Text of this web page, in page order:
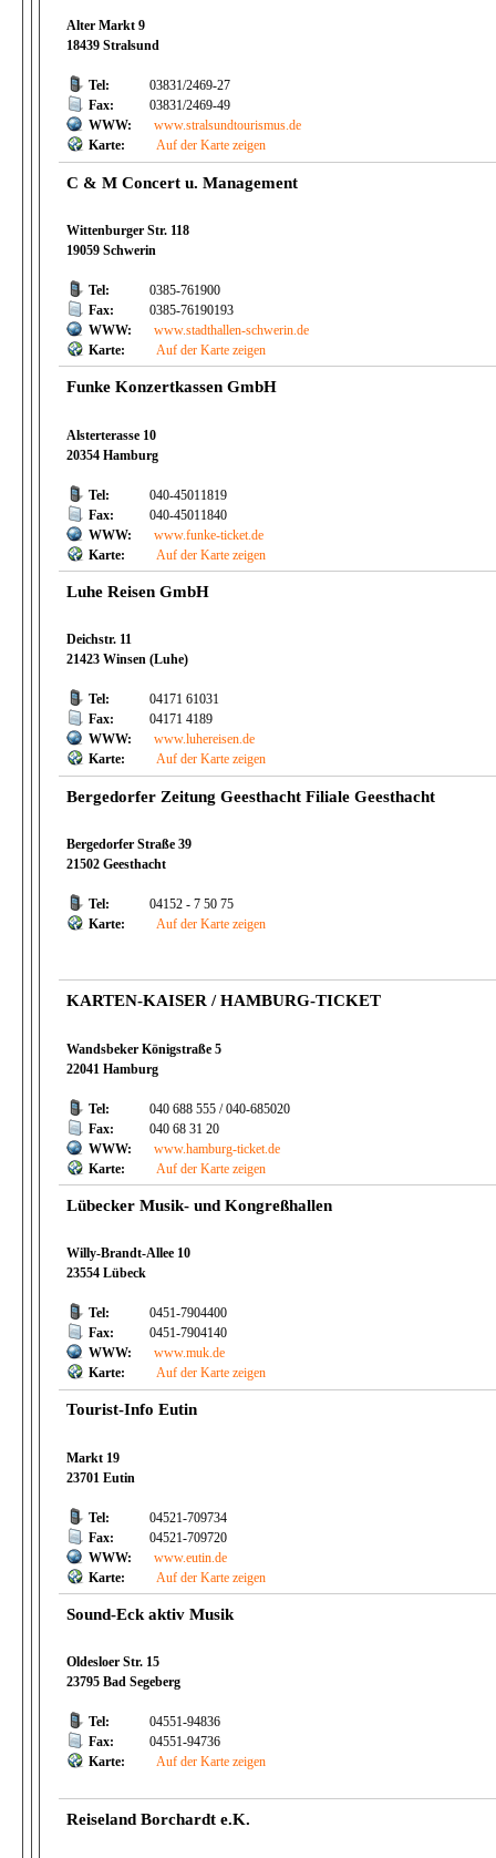
Alter Markt 9
18439 Stralsund
Tel:
03831/2469-27
Fax:
03831/2469-49
WWW:
www.stralsundtourismus.de
Karte:
Auf der Karte zeigen
C & M Concert u. Management
Wittenburger Str. 118
19059 Schwerin
Tel:
0385-761900
Fax:
0385-76190193
WWW:
www.stadthallen-schwerin.de
Karte:
Auf der Karte zeigen
Funke Konzertkassen GmbH
Alsterterasse 10
20354 Hamburg
Tel:
040-45011819
Fax:
040-45011840
WWW:
www.funke-ticket.de
Karte:
Auf der Karte zeigen
Luhe Reisen GmbH
Deichstr. 11
21423 Winsen (Luhe)
Tel:
04171 61031
Fax:
04171 4189
WWW:
www.luhereisen.de
Karte:
Auf der Karte zeigen
Bergedorfer Zeitung Geesthacht Filiale Geesthacht
Bergedorfer Straße 39
21502 Geesthacht
Tel:
04152 - 7 50 75
Karte:
Auf der Karte zeigen
KARTEN-KAISER / HAMBURG-TICKET
Wandsbeker Königstraße 5
22041 Hamburg
Tel:
040 688 555 / 040-685020
Fax:
040 68 31 20
WWW:
www.hamburg-ticket.de
Karte:
Auf der Karte zeigen
Lübecker Musik- und Kongreßhallen
Willy-Brandt-Allee 10
23554 Lübeck
Tel:
0451-7904400
Fax:
0451-7904140
WWW:
www.muk.de
Karte:
Auf der Karte zeigen
Tourist-Info Eutin
Markt 19
23701 Eutin
Tel:
04521-709734
Fax:
04521-709720
WWW:
www.eutin.de
Karte:
Auf der Karte zeigen
Sound-Eck aktiv Musik
Oldesloer Str. 15
23795 Bad Segeberg
Tel:
04551-94836
Fax:
04551-94736
Karte:
Auf der Karte zeigen
Reiseland Borchardt e.K.